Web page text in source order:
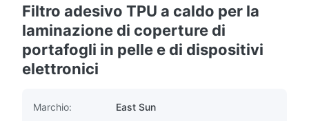
Filtro adesivo TPU a caldo per la
laminazione di coperture di
portafogli in pelle e di dispositivi
elettronici
Marchio:
East Sun